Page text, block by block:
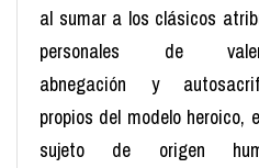
al sumar a los clásicos
personales de
abnegación y
propios del modelo heroico,
sujeto de origen